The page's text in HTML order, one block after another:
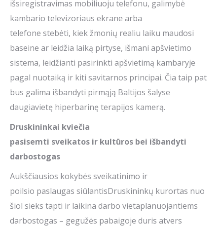
išsiregistravimas mobiliuoju telefonu, galimybė
kambario televizoriaus ekrane arba
telefone stebėti, kiek žmonių realiu laiku maudosi
baseine ar leidžia laiką pirtyse, išmani apšvietimo
sistema, leidžianti pasirinkti apšvietimą kambaryje
pagal nuotaiką ir kiti savitarnos principai. Čia taip pat
bus galima išbandyti pirmąją Baltijos šalyse
daugiavietę hiperbarinę terapijos kamerą.
Druskininkai kviečia
pasisemti sveikatos ir kultūros bei išbandyti
darbostogas
Aukščiausios kokybės sveikatinimo ir
poilsio paslaugas siūlantisDruskininkų kurortas nuo
šiol sieks tapti ir laikina darbo vietaplanuojantiems
darbostogas – gegužės pabaigoje duris atvers